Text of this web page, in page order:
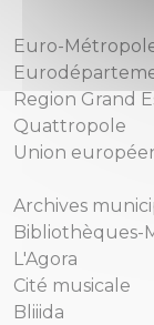
Euro-
Region Grand
Quattropole
Union
Archives
Bibliothèques-
L'Agora
Cité musicale
Bliiida